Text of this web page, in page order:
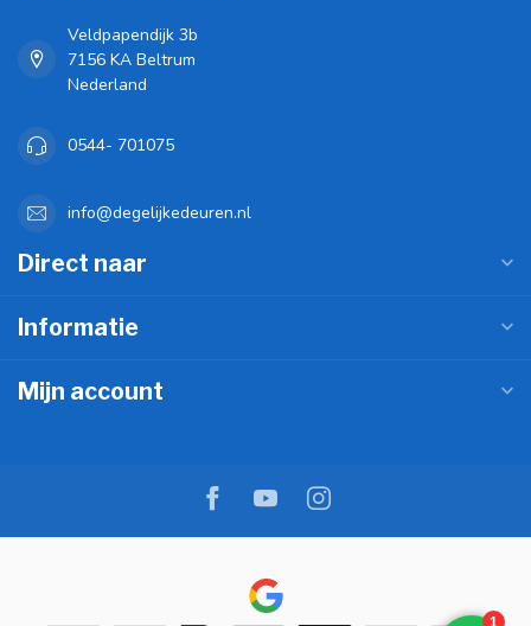
Veldpapendijk 3b
7156 KA Beltrum
Nederland
0544- 701075
info@degelijkedeuren.nl
Direct naar
Informatie
Mijn account